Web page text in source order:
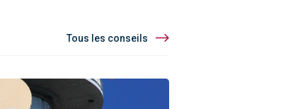
Tous les conseils